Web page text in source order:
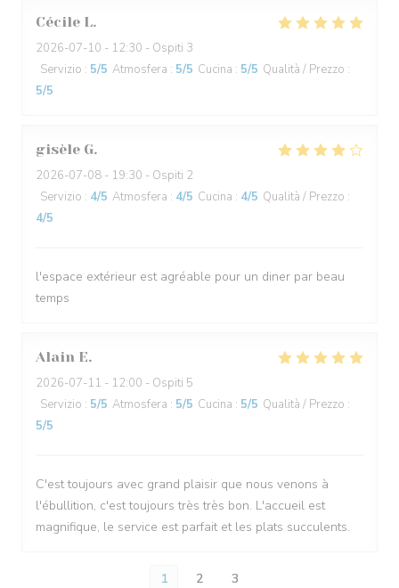
Cécile L
2026-07-10 - 12:30 - Ospiti 3
Servizio : 5/5 Atmosfera : 5/5 Cucina : 5/5 Qualità / Prezzo :
5/5
gisèle G
2026-07-08 - 19:30 - Ospiti 2
Servizio : 4/5 Atmosfera : 4/5 Cucina : 4/5 Qualità / Prezzo :
4/5
l'espace extérieur est agréable pour un diner par beau
temps
Alain E
2026-07-11 - 12:00 - Ospiti 5
Servizio : 5/5 Atmosfera : 5/5 Cucina : 5/5 Qualità / Prezzo :
5/5
C'est toujours avec grand plaisir que nous venons à
l'ébullition, c'est toujours très très bon. L'accueil est
magnifique, le service est parfait et les plats succulents.
1 2 3